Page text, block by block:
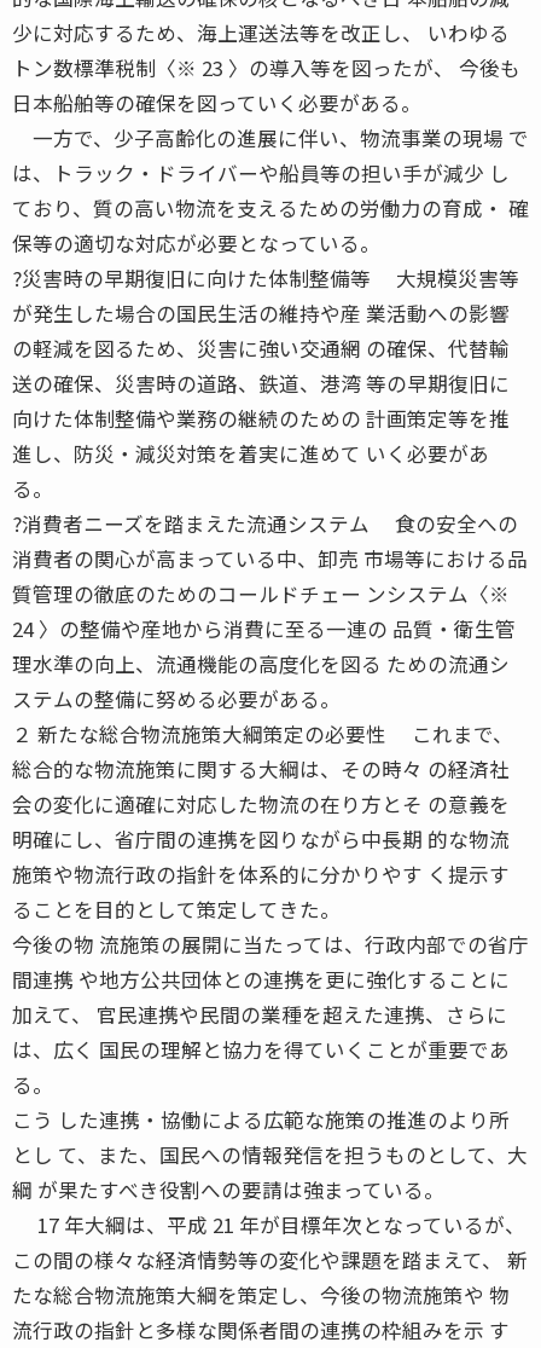
少に対応するため、海上運送法等を改正し、 いわゆる
トン数標準税制〈※ 23 〉の導入等を図ったが、 今後も
日本船舶等の確保を図っていく必要がある。
一方で、少子高齢化の進展に伴い、物流事業の現場 で
は、トラック・ドライバーや船員等の担い手が減少 し
ており、質の高い物流を支えるための労働力の育成・ 確
保等の適切な対応が必要となっている。
?災害時の早期復旧に向けた体制整備等 大規模災害等
が発生した場合の国民生活の維持や産 業活動への影響
の軽減を図るため、災害に強い交通網 の確保、代替輸
送の確保、災害時の道路、鉄道、港湾 等の早期復旧に
向けた体制整備や業務の継続のための 計画策定等を推
進し、防災・減災対策を着実に進めて いく必要があ
る。
?消費者ニーズを踏まえた流通システム 食の安全への
消費者の関心が高まっている中、卸売 市場等における品
質管理の徹底のためのコールドチェー ンシステム〈※
24 〉の整備や産地から消費に至る一連の 品質・衛生管
理水準の向上、流通機能の高度化を図る ための流通シ
ステムの整備に努める必要がある。
２ 新たな総合物流施策大綱策定の必要性 これまで、
総合的な物流施策に関する大綱は、その時々 の経済社
会の変化に適確に対応した物流の在り方とそ の意義を
明確にし、省庁間の連携を図りながら中長期 的な物流
施策や物流行政の指針を体系的に分かりやす く提示す
ることを目的として策定してきた。
今後の物 流施策の展開に当たっては、行政内部での省庁
間連携 や地方公共団体との連携を更に強化することに
加えて、 官民連携や民間の業種を超えた連携、さらに
は、広く 国民の理解と協力を得ていくことが重要であ
る。
こう した連携・協働による広範な施策の推進のより所
とし て、また、国民への情報発信を担うものとして、大
綱 が果たすべき役割への要請は強まっている。
17 年大綱は、平成 21 年が目標年次となっているが、
この間の様々な経済情勢等の変化や課題を踏まえて、 新
たな総合物流施策大綱を策定し、今後の物流施策や 物
流行政の指針と多様な関係者間の連携の枠組みを示 す